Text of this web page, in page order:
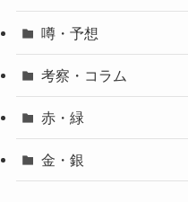
噂・予想
考察・コラム
赤・緑
金・銀